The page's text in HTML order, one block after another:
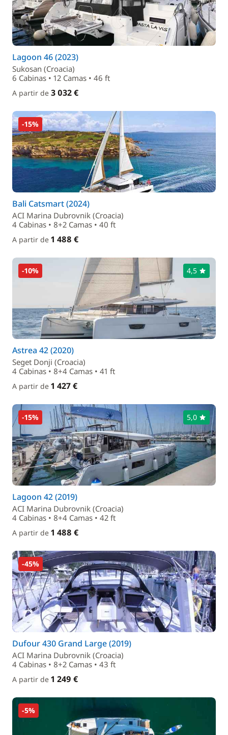
Lagoon 46 (2023)
Sukosan (Croacia)
6 Cabinas • 12 Camas • 46 ft
A partir de 3 032 €
-15%
Bali Catsmart (2024)
ACI Marina Dubrovnik (Croacia)
4 Cabinas • 8+2 Camas • 40 ft
A partir de 1 488 €
-10% 4,5
Astrea 42 (2020)
Seget Donji (Croacia)
4 Cabinas • 8+4 Camas • 41 ft
A partir de 1 427 €
-15% 5,0
Lagoon 42 (2019)
ACI Marina Dubrovnik (Croacia)
4 Cabinas • 8+4 Camas • 42 ft
A partir de 1 488 €
-45%
Dufour 430 Grand Large (2019)
ACI Marina Dubrovnik (Croacia)
4 Cabinas • 8+2 Camas • 43 ft
A partir de 1 249 €
-5%